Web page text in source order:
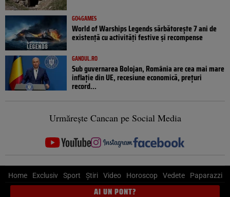
GO4GAMES
World of Warships Legends sărbătorește 7 ani de
existență cu activități festive și recompense
GANDUL.RO
Sub guvernarea Bolojan, România are cea mai mare
inflație din UE, recesiune economică, prețuri
record...
Urmărește Cancan pe Social Media
Home Exclusiv Sport Știri Video Horoscop Vedete Paparazzi
AI UN PONT?